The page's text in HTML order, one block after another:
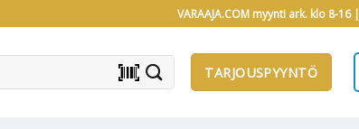
VARAAJA.COM myynti ark. klo 8-16 |
barcode_scanner TARJOUSPYYNTÖ